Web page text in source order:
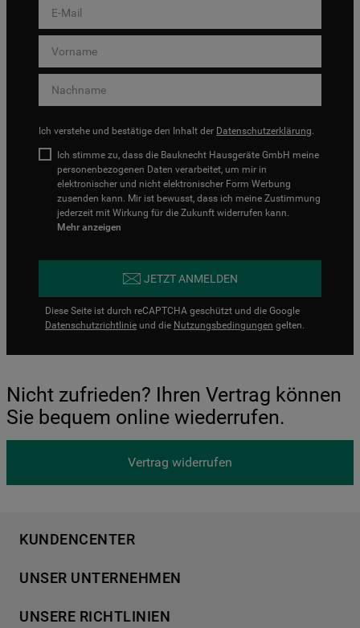
Ich verstehe und bestätige den Inhalt der Datenschutzerklärung.
Ich stimme zu, dass die Bauknecht Hausgeräte GmbH meine
personenbezogenen Daten verarbeitet, um mir in
elektronischer und nicht elektronischer Form Werbung
zusenden kann. Mir ist bewusst, dass ich meine Zustimmung
jederzeit mit Wirkung für die Zukunft widerrufen kann.
Mehr anzeigen
JETZT ANMELDEN
Diese Seite ist durch reCAPTCHA geschützt und die Google
Datenschutzrichtlinie und die Nutzungsbedingungen gelten.
Nicht zufrieden? Ihren Vertrag können
Sie bequem online wiederrufen.
Vertrag widerrufen
KUNDENCENTER
Händlersuche
Häufige Fragen
UNSER UNTERNEHMEN
Für Händler
UNSERE RICHTLINIEN